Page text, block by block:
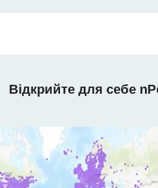
Відкрийте для себе